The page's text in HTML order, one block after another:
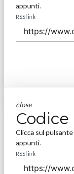
appunti.
RSS link
close
Codice
Clicca sul
appunti.
RSS link